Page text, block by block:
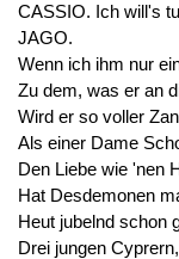
CASSIO. Ich will's
JAGO.
Wenn ich ihm nur
Zu dem, was er an
Wird er so voller
Als einer Dame
Den Liebe wie 'nen
Hat Desdemonen
Heut jubelnd schon
Drei jungen